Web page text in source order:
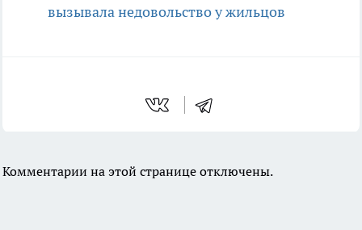
вызывала недовольство у жильцов
Комментарии на этой странице отключены.